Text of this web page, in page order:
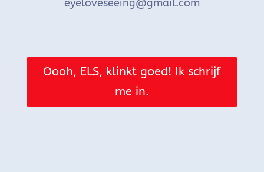
eyeloveseeing@gmail.com
Oooh, ELS, klinkt goed! Ik schrijf
me in.